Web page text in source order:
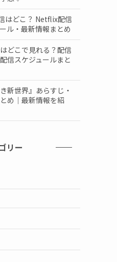
はどこ？ Netflix配信
ル・最新情報まとめ
どこで見れる？配信
信スケジュールまと
新世界』あらすじ・
め｜最新情報を紹
リー